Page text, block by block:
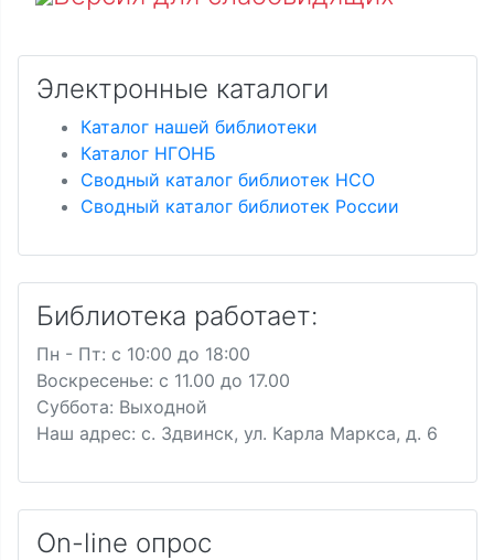
Электронные каталоги
Каталог нашей библиотеки
Каталог НГОНБ
Сводный каталог библиотек НСО
Сводный каталог библиотек России
Библиотека работает:
Пн - Пт: c 10:00 до 18:00
Воскресенье: с 11.00 до 17.00
Суббота: Выходной
Наш адрес: с. Здвинск, ул. Карла Маркса, д. 6
On-line опрос